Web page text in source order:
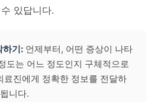
있답니다.
하기: 언제부터, 어떤 증상이 나타
도는 어느 정도인지 구체적으로
료진에게 정확한 정보를 전달하
니다.